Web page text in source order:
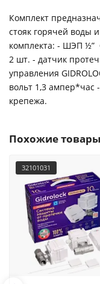
Комплект
стояк горячей воды
комплекта: - ШЭП ½”
2 шт. - датчик
управления
вольт 1,3 ампер*час
крепежа.
Похожие товары
32101031